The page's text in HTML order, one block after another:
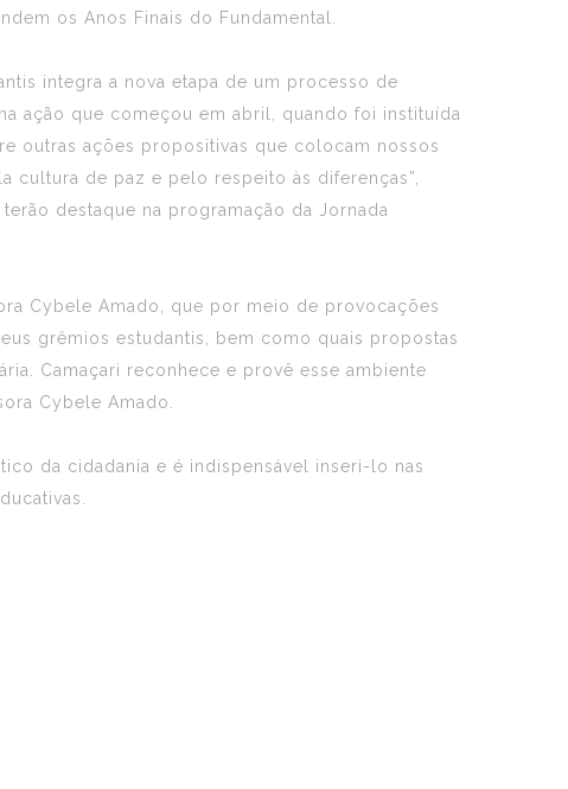
os Anos Finais do Fundamental.
integra a nova etapa de um processo de
ação que começou em abril, quando foi instituída
outras ações propositivas que colocam nossos
cultura de paz e pelo respeito às diferenças”,
destaque na programação da Jornada
Cybele Amado, que por meio de provocações
grêmios estudantis, bem como quais propostas
Camaçari reconhece e provê esse ambiente
Cybele Amado.
da cidadania e é indispensável inseri-lo nas